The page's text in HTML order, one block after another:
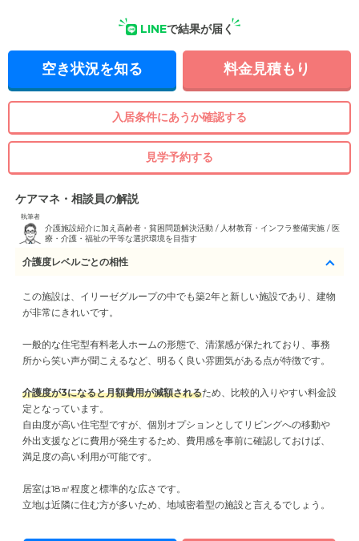
LINEで結果が届く
空き状況を知る 料金見積もり
入居条件にあうか確認する
見学予約する
ケアマネ・相談員の解説
執筆者
介護施設紹介に加え高齢者・貧困問題解決活動 / 人材教育・インフラ整備実施 / 医
療・介護・福祉の平等な選択環境を目指す
介護度レベルごとの相性
この施設は、イリーゼグループの中でも築2年と新しい施設であり、建物
が非常にきれいです。
一般的な住宅型有料老人ホームの形態で、清潔感が保たれており、事務
所から笑い声が聞こえるなど、明るく良い雰囲気がある点が特徴です。
介護度が3になると月額費用が減額されるため、比較的入りやすい料金設
定となっています。
自由度が高い住宅型ですが、個別オプションとしてリビングへの移動や
外出支援などに費用が発生するため、費用感を事前に確認しておけば、
満足度の高い利用が可能です。
居室は18㎡程度と標準的な広さです。
立地は近隣に住む方が多いため、地域密着型の施設と言えるでしょう。